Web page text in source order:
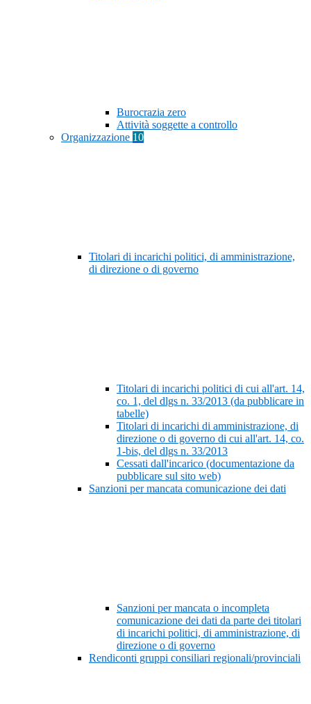
Burocrazia zero
Attività soggette a controllo
Organizzazione 10
Titolari di incarichi politici, di amministrazione,
di direzione o di governo
Titolari di incarichi politici di cui all'art. 14,
co. 1, del dlgs n. 33/2013 (da pubblicare in
tabelle)
Titolari di incarichi di amministrazione, di
direzione o di governo di cui all'art. 14, co.
1-bis, del dlgs n. 33/2013
Cessati dall'incarico (documentazione da
pubblicare sul sito web)
Sanzioni per mancata comunicazione dei dati
Sanzioni per mancata o incompleta
comunicazione dei dati da parte dei titolari
di incarichi politici, di amministrazione, di
direzione o di governo
Rendiconti gruppi consiliari regionali/provinciali